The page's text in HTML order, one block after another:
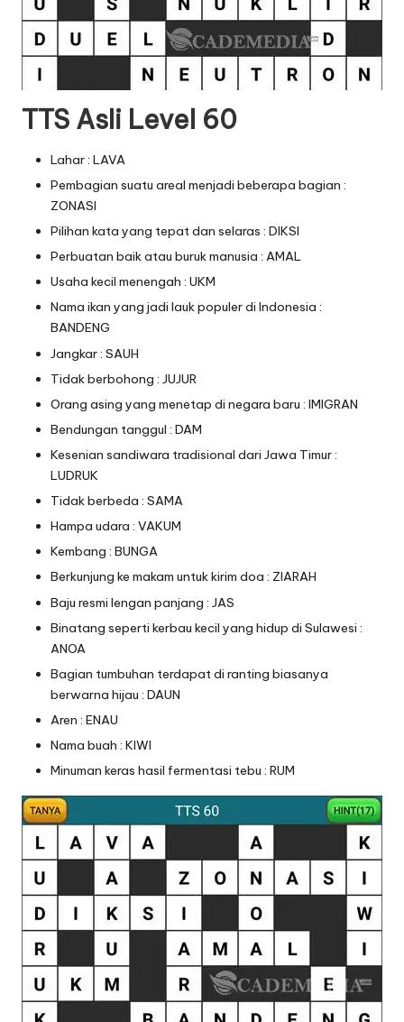
TTS Asli Level 60
Lahar : LAVA
Pembagian suatu areal menjadi beberapa bagian :
ZONASI
Pilihan kata yang tepat dan selaras : DIKSI
Perbuatan baik atau buruk manusia : AMAL
Usaha kecil menengah : UKM
Nama ikan yang jadi lauk populer di Indonesia :
BANDENG
Jangkar : SAUH
Tidak berbohong : JUJUR
Orang asing yang menetap di negara baru : IMIGRAN
Bendungan tanggul : DAM
Kesenian sandiwara tradisional dari Jawa Timur :
LUDRUK
Tidak berbeda : SAMA
Hampa udara : VAKUM
Kembang : BUNGA
Berkunjung ke makam untuk kirim doa : ZIARAH
Baju resmi lengan panjang : JAS
Binatang seperti kerbau kecil yang hidup di Sulawesi :
ANOA
Bagian tumbuhan terdapat di ranting biasanya
berwarna hijau : DAUN
Aren : ENAU
Nama buah : KIWI
Minuman keras hasil fermentasi tebu : RUM